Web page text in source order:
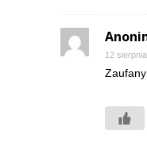
12
Zaufany